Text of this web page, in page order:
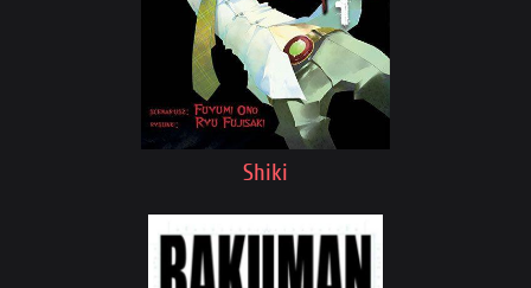
Shiki